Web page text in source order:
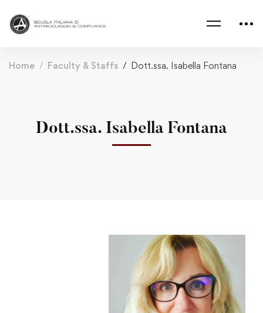
Home Faculty & Staffs Dott.ssa. Isabella Fontana
Dott.ssa. Isabella Fontana